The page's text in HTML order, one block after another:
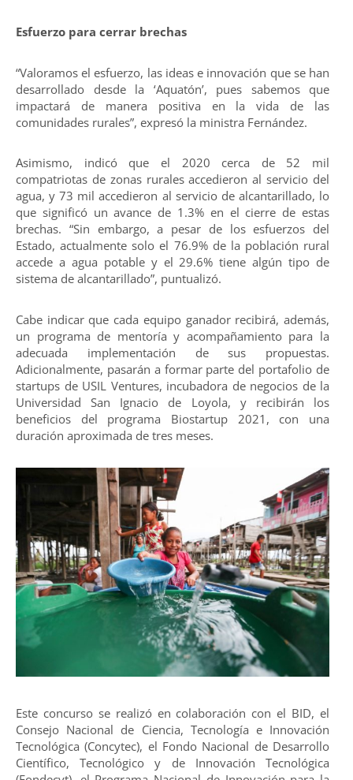
Esfuerzo para cerrar brechas
“Valoramos el esfuerzo, las ideas e innovación que se han
desarrollado desde la ‘Aquatón’, pues sabemos que
impactará de manera positiva en la vida de las
comunidades rurales”, expresó la ministra Fernández.
Asimismo, indicó que el 2020 cerca de 52 mil
compatriotas de zonas rurales accedieron al servicio del
agua, y 73 mil accedieron al servicio de alcantarillado, lo
que significó un avance de 1.3% en el cierre de estas
brechas. “Sin embargo, a pesar de los esfuerzos del
Estado, actualmente solo el 76.9% de la población rural
accede a agua potable y el 29.6% tiene algún tipo de
sistema de alcantarillado”, puntualizó.
Cabe indicar que cada equipo ganador recibirá, además,
un programa de mentoría y acompañamiento para la
adecuada implementación de sus propuestas.
Adicionalmente, pasarán a formar parte del portafolio de
startups de USIL Ventures, incubadora de negocios de la
Universidad San Ignacio de Loyola, y recibirán los
beneficios del programa Biostartup 2021, con una
duración aproximada de tres meses.
Este concurso se realizó en colaboración con el BID, el
Consejo Nacional de Ciencia, Tecnología e Innovación
Tecnológica (Concytec), el Fondo Nacional de Desarrollo
Científico, Tecnológico y de Innovación Tecnológica